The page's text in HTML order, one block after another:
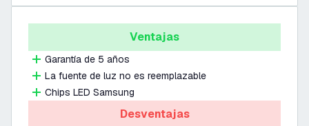
Ventajas
Garantía de 5 años
La fuente de luz no es reemplazable
Chips LED Samsung
Desventajas